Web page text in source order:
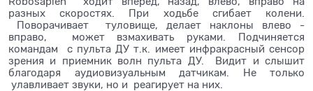
разных скоростях. При ходьбе сгибает колени.
Поворачивает туловище, делает наклоны влево -
вправо, может взмахивать руками. Подчиняется
командам с пульта ДУ т.к. имеет инфракрасный сенсор
зрения и приемник волн пульта ДУ. Видит и слышит
благодаря аудиовизуальным датчикам. Не только
улавливает звуки, но и реагирует на них.